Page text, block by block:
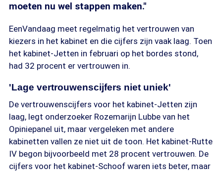
moeten nu wel stappen maken."
EenVandaag meet regelmatig het vertrouwen van
kiezers in het kabinet en die cijfers zijn vaak laag. Toen
het kabinet-Jetten in februari op het bordes stond,
had 32 procent er vertrouwen in.
'Lage vertrouwenscijfers niet uniek'
De vertrouwenscijfers voor het kabinet-Jetten zijn
laag, legt onderzoeker Rozemarijn Lubbe van het
Opiniepanel uit, maar vergeleken met andere
kabinetten vallen ze niet uit de toon. Het kabinet-Rutte
IV begon bijvoorbeeld met 28 procent vertrouwen. De
cijfers voor het kabinet-Schoof waren iets beter, maar